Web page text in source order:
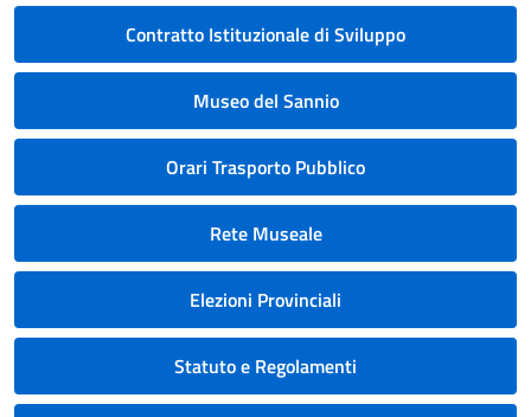
Contratto Istituzionale di Sviluppo
Museo del Sannio
Orari Trasporto Pubblico
Rete Museale
Elezioni Provinciali
Statuto e Regolamenti